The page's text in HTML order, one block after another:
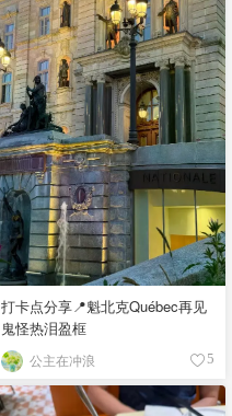
打卡点分享📍魁北克Québec再见
鬼怪热泪盈框
公主在冲浪 5